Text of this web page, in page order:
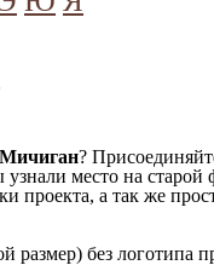
?
место на старой
проекта, а так же
размер) без логотипа